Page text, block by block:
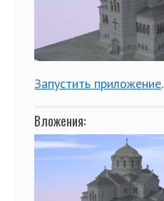
Запустить приложение.
Вложения: